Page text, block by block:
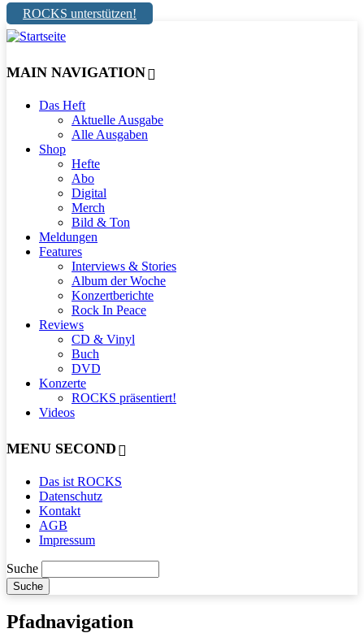
ROCKS unterstützen!
MAIN NAVIGATION
Das Heft
Aktuelle Ausgabe
Alle Ausgaben
Shop
Hefte
Abo
Digital
Merch
Bild & Ton
Meldungen
Features
Interviews & Stories
Album der Woche
Konzertberichte
Rock In Peace
Reviews
CD & Vinyl
Buch
DVD
Konzerte
ROCKS präsentiert!
Videos
MENU SECOND
Das ist ROCKS
Datenschutz
Kontakt
AGB
Impressum
Suche
Pfadnavigation